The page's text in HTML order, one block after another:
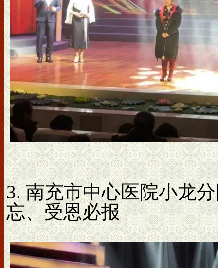
3. 南充市中心医院小龙
忘、受恩必报